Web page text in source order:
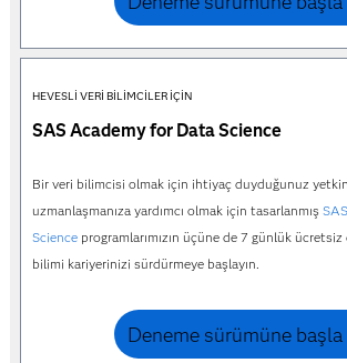
HEVESLI VERI BILIMCILER İÇIN
SAS Academy for Data Science
Bir veri bilimcisi olmak için ihtiyaç duyduğunuz
uzmanlaşmanıza yardımcı olmak için tasarlanmış
Scienceprogramlarımızın üçüne de 7 günlük
bilimi kariyerinizi sürdürmeye başlayın.
Deneme sürümüne başla